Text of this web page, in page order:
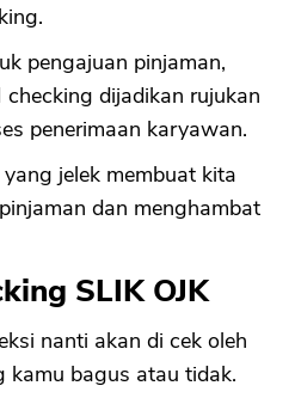
pengajuan pinjaman,
dijadikan rujukan
penerimaan karyawan.
jelek membuat kita
dan menghambat
SLIK OJK
nanti akan di cek oleh
kamu bagus atau tidak.